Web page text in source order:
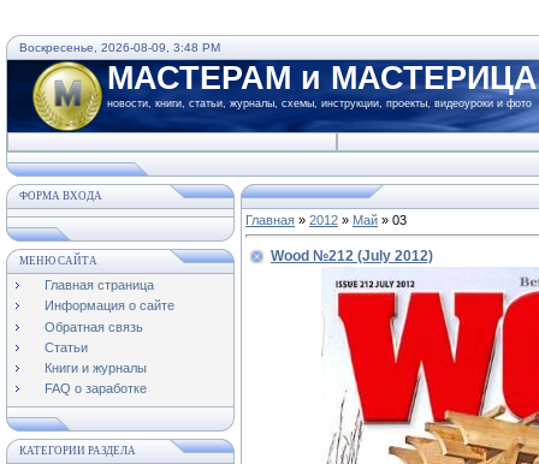
Воскресенье, 2026-08-09, 3:48 PM
МАСТЕРАМ и
новости, книги, статьи, журналы, схемы, инструкции, проекты, видеоуроки и фото
ФОРМА ВХОДА
МЕНЮ САЙТА
Главная страница
Информация о сайте
Обратная связь
Статьи
Книги и журналы
FAQ о заработке
КАТЕГОРИИ РАЗДЕЛА
Главная » 2012 » Май » 03
Wood №212 (July 2012)